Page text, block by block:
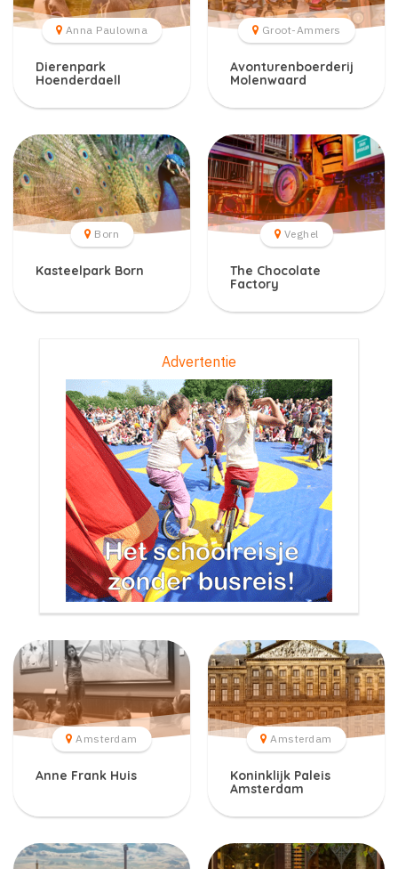
Anna Paulowna
Dierenpark
Hoenderdaell
Groot-Ammers
Avonturenboerderij
Molenwaard
Born
Kasteelpark Born
Veghel
The Chocolate
Factory
Advertentie
Amsterdam
Anne Frank Huis
Amsterdam
Koninklijk Paleis
Amsterdam